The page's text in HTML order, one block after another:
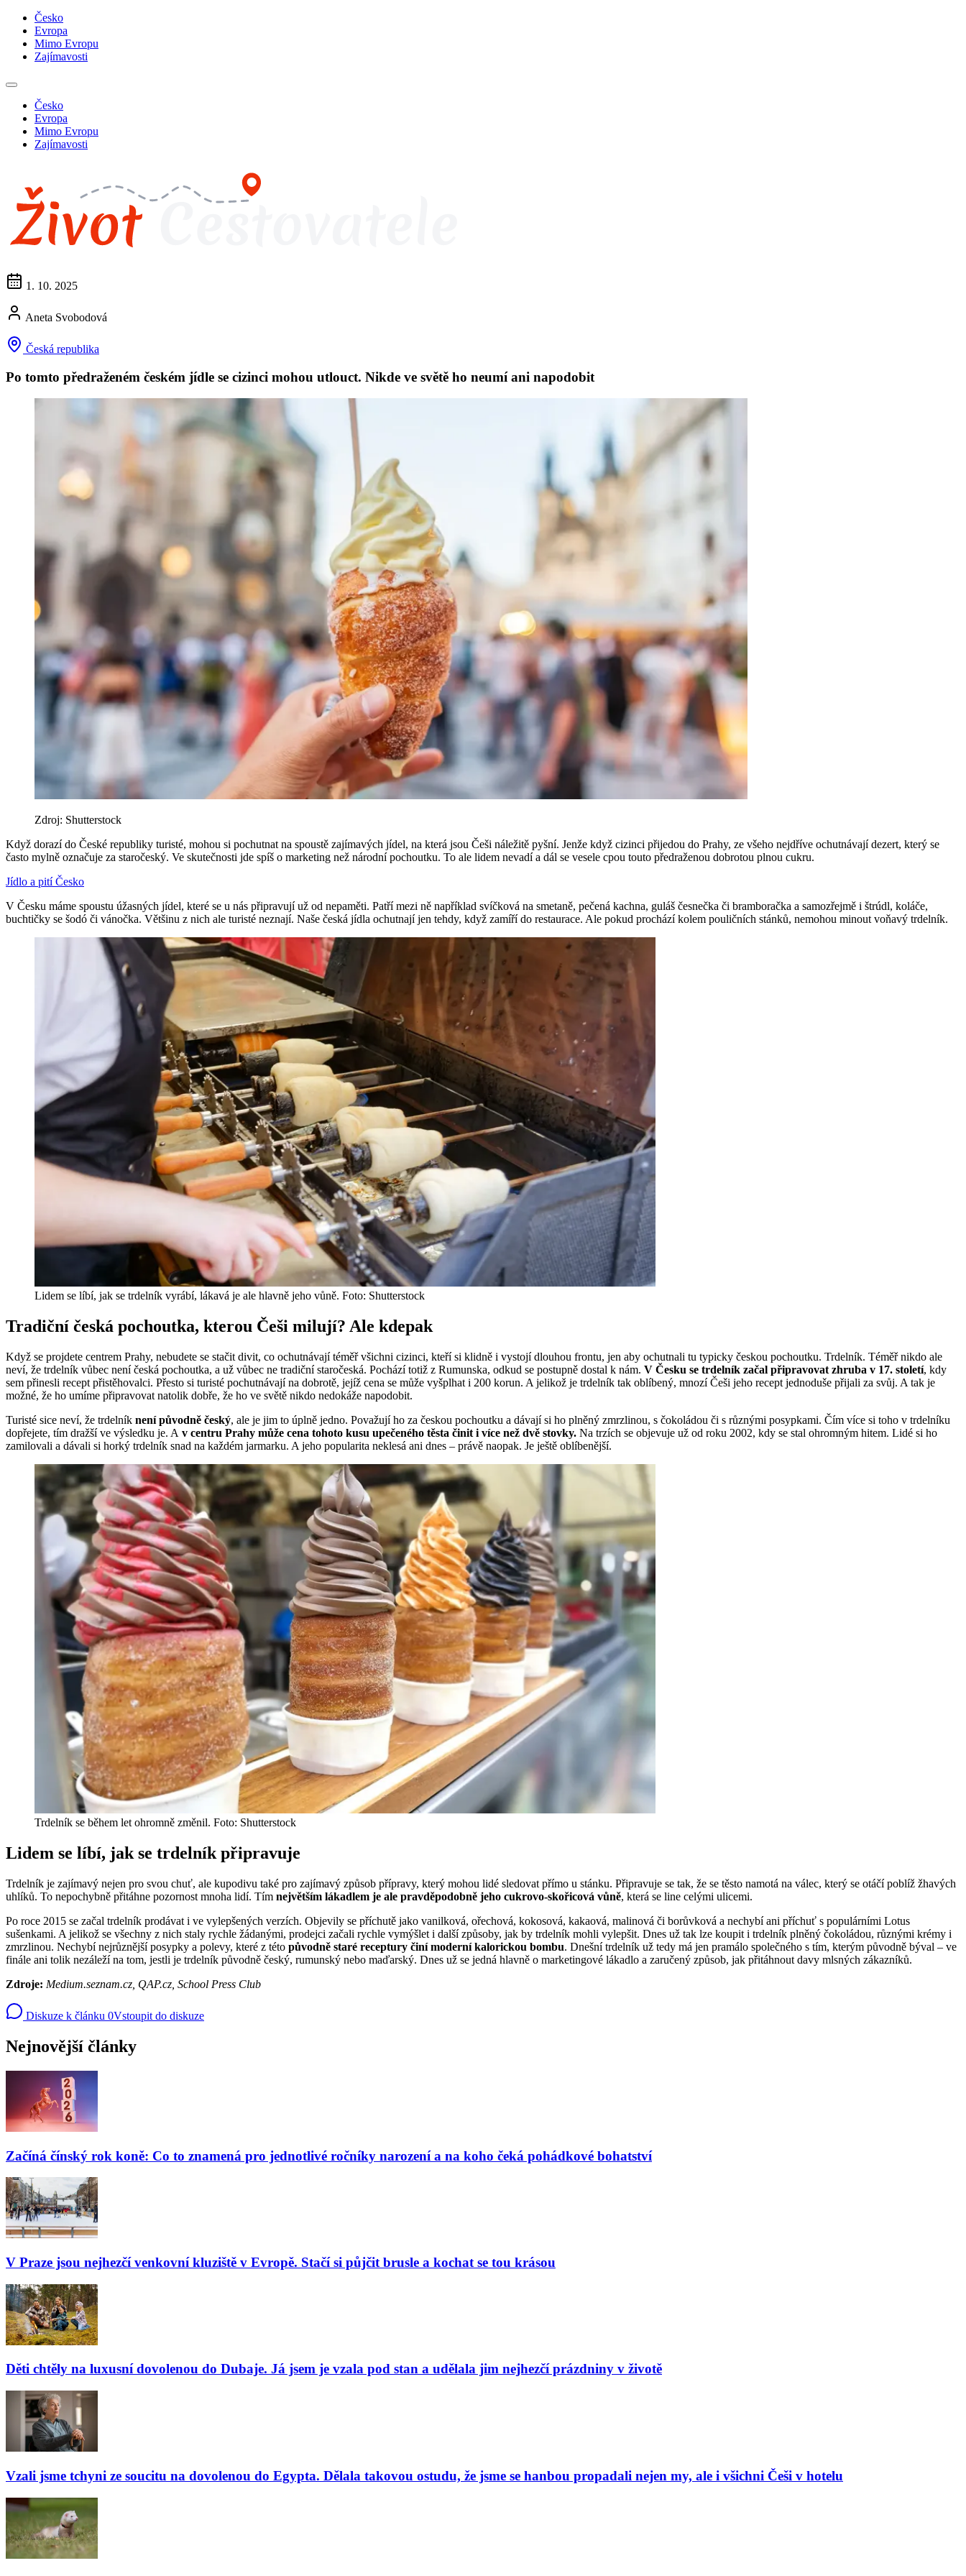
Česko
Evropa
Mimo Evropu
Zajímavosti
Česko
Evropa
Mimo Evropu
Zajímavosti
1. 10. 2025
Aneta Svobodová
Česká republika
Po tomto předraženém českém jídle se cizinci mohou utlouct. Nikde ve světě ho neumí ani napodobit
Zdroj: Shutterstock
Když dorazí do České republiky turisté, mohou si pochutnat na spoustě zajímavých jídel, na která jsou Češi náležitě pyšní. Jenže když cizinci přijedou do Prahy, ze všeho nejdříve ochutnávají dezert, který se
často mylně označuje za staročeský. Ve skutečnosti jde spíš o marketing než národní pochoutku. To ale lidem nevadí a dál se vesele cpou touto předraženou dobrotou plnou cukru.
Jídlo a pitíČesko
V Česku máme spoustu úžasných jídel, které se u nás připravují už od nepaměti. Patří mezi ně například svíčková na smetaně, pečená kachna, guláš česnečka či bramboračka a samozřejmě i štrúdl, koláče,
buchtičky se šodó či vánočka. Většinu z nich ale turisté neznají. Naše česká jídla ochutnají jen tehdy, když zamíří do restaurace. Ale pokud prochází kolem pouličních stánků, nemohou minout voňavý trdelník.
Lidem se líbí, jak se trdelník vyrábí, lákavá je ale hlavně jeho vůně. Foto: Shutterstock
Tradiční česká pochoutka, kterou Češi milují? Ale kdepak
Když se projdete centrem Prahy, nebudete se stačit divit, co ochutnávají téměř všichni cizinci, kteří si klidně i vystojí dlouhou frontu, jen aby ochutnali tu typicky českou pochoutku. Trdelník. Téměř nikdo ale
neví, že trdelník vůbec není česká pochoutka, a už vůbec ne tradiční staročeská. Pochází totiž z Rumunska, odkud se postupně dostal k nám. V Česku se trdelník začal připravovat zhruba v 17. století, kdy
sem přinesli recept přistěhovalci. Přesto si turisté pochutnávají na dobrotě, jejíž cena se může vyšplhat i 200 korun. A jelikož je trdelník tak oblíbený, mnozí Češi jeho recept jednoduše přijali za svůj. A tak je
možné, že ho umíme připravovat natolik dobře, že ho ve světě nikdo nedokáže napodobit.
Turisté sice neví, že trdelník není původně český, ale je jim to úplně jedno. Považují ho za českou pochoutku a dávají si ho plněný zmrzlinou, s čokoládou či s různými posypkami. Čím více si toho v trdelníku
dopřejete, tím dražší ve výsledku je. A v centru Prahy může cena tohoto kusu upečeného těsta činit i více než dvě stovky. Na trzích se objevuje už od roku 2002, kdy se stal ohromným hitem. Lidé si ho
zamilovali a dávali si horký trdelník snad na každém jarmarku. A jeho popularita neklesá ani dnes – právě naopak. Je ještě oblíbenější.
Trdelník se během let ohromně změnil. Foto: Shutterstock
Lidem se líbí, jak se trdelník připravuje
Trdelník je zajímavý nejen pro svou chuť, ale kupodivu také pro zajímavý způsob přípravy, který mohou lidé sledovat přímo u stánku. Připravuje se tak, že se těsto namotá na válec, který se otáčí poblíž žhavých
uhlíků. To nepochybně přitáhne pozornost mnoha lidí. Tím největším lákadlem je ale pravděpodobně jeho cukrovo-skořicová vůně, která se line celými ulicemi.
Po roce 2015 se začal trdelník prodávat i ve vylepšených verzích. Objevily se příchutě jako vanilková, ořechová, kokosová, kakaová, malinová či borůvková a nechybí ani příchuť s populárními Lotus
sušenkami. A jelikož se všechny z nich staly rychle žádanými, prodejci začali rychle vymýšlet i další způsoby, jak by trdelník mohli vylepšit. Dnes už tak lze koupit i trdelník plněný čokoládou, různými krémy i
zmrzlinou. Nechybí nejrůznější posypky a polevy, které z této původně staré receptury činí moderní kalorickou bombu. Dnešní trdelník už tedy má jen pramálo společného s tím, kterým původně býval – ve
finále ani tolik nezáleží na tom, jestli je trdelník původně český, rumunský nebo maďarský. Dnes už se jedná hlavně o marketingové lákadlo a zaručený způsob, jak přitáhnout davy mlsných zákazníků.
Zdroje: Medium.seznam.cz, QAP.cz, School Press Club
Diskuze k článku 0Vstoupit do diskuze
Nejnovější články
Začíná čínský rok koně: Co to znamená pro jednotlivé ročníky narození a na koho čeká pohádkové bohatství
V Praze jsou nejhezčí venkovní kluziště v Evropě. Stačí si půjčit brusle a kochat se tou krásou
Děti chtěly na luxusní dovolenou do Dubaje. Já jsem je vzala pod stan a udělala jim nejhezčí prázdniny v životě
Vzali jsme tchyni ze soucitu na dovolenou do Egypta. Dělala takovou ostudu, že jsme se hanbou propadali nejen my, ale i všichni Češi v hotelu